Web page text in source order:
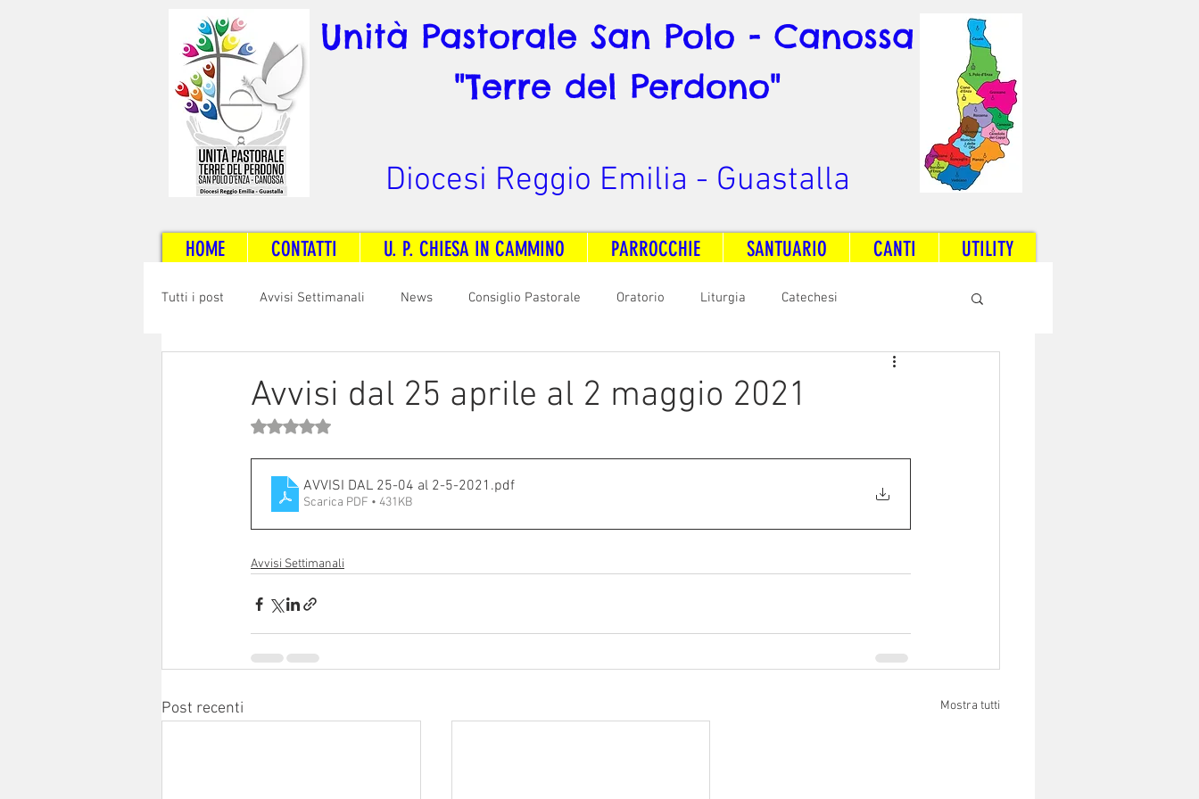
Unità Pastorale San Polo - Canossa
"Terre del Perdono"
Diocesi Reggio Emilia - Guastalla
HOME CONTATTI U. P. CHIESA IN CAMMINO PARROCCHIE SANTUARIO CANTI UTILITY
Tutti i post Avvisi Settimanali News Consiglio Pastorale Oratorio Liturgia Catechesi
Radio Dream Together
Avvisi dal 25 aprile al 2 maggio 2021
Valutazione NaN stelle su 5.
AVVISI DAL 25-04 al 2-5-2021 .pdf
Scarica PDF • 431KB
Avvisi Settimanali
Post recenti Mostra tutti